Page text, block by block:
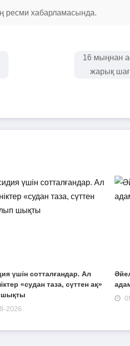
ресми хабарламасында.
​16 мыңнан
жарық
үшін сотталғандар. Ал
«судан таза, сүттен ақ»
2026